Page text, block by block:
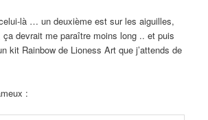
là … un deuxième est sur les aiguilles,
devrait me paraître moins long .. et puis
kit Rainbow de Lioness Art que j’attends de
: